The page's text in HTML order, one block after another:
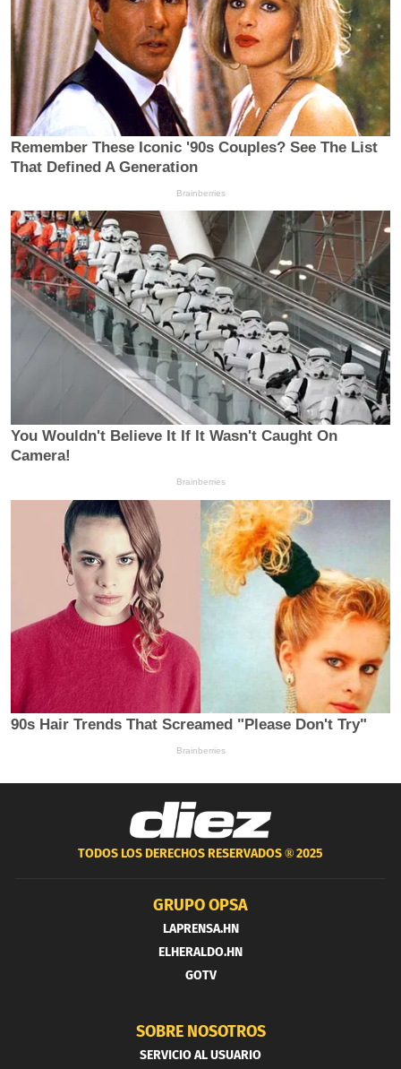
TODOS LOS DERECHOS RESERVADOS ®2025
GRUPO OPSA
LAPRENSA.HN
ELHERALDO.HN
GOTV
SOBRE NOSOTROS
SERVICIO AL USUARIO